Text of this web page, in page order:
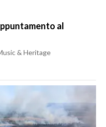
al
& Heritage